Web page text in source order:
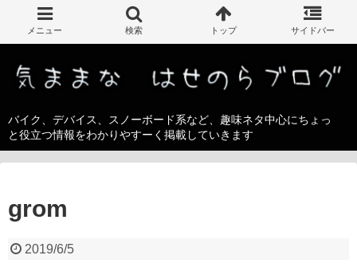
バイク、デバイス、スノーボード系など、趣味ネタ中心にちょっ
と役立つ情報をわかりやすーく掲載していきます
grom
2019/6/5